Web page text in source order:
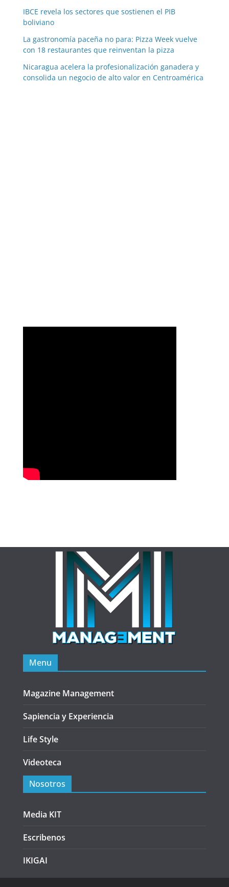
IBCE revela los sectores que sostienen el PIB
boliviano
La gastronomía paceña no para: Pizza Week vuelve
con 18 restaurantes que reinventan la pizza
Nicaragua acelera la profesionalización ganadera y
consolida un negocio de alto valor en Centroamérica
Menu
Magazine Management
Sapiencia y Experiencia
Life Style
Videoteca
Nosotros
Media KIT
Escribenos
IKIGAI